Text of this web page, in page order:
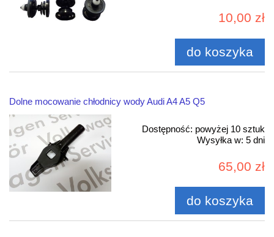
10,00 zł
do koszyka
Dolne mocowanie chłodnicy wody Audi A4 A5 Q5
Dostępność: powyżej 10 sztuk
Wysyłka w: 5 dni
65,00 zł
do koszyka